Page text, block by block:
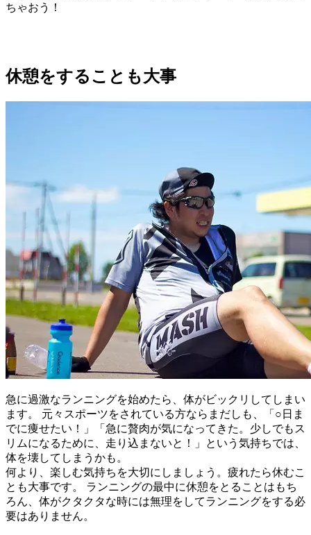
ちゃおう！
休憩をすることも大事
急に過激なランニングを始めたら、体がビックリしてしまい
ます。 元々スポーツをされている方ならまだしも、「○日ま
でに痩せたい！」「急に贅肉が気になってきた。少しでもス
リムになるために、走り込まないと！」という気持ちでは、
体を壊してしまうかも。
何より、楽しむ気持ちを大切にしましょう。疲れたら休むこ
とも大事です。 ランニングの最中に休憩をとることはもち
ろん、体がクタクタな時には無理をしてランニングをする必
要はありません。